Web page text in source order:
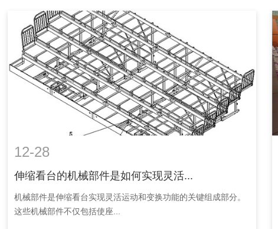
12-28
伸缩看台的机械部件是如何实现灵活...
机械部件是伸缩看台实现灵活运动和变换功能的关键组成部分。
这些机械部件不仅包括使座...